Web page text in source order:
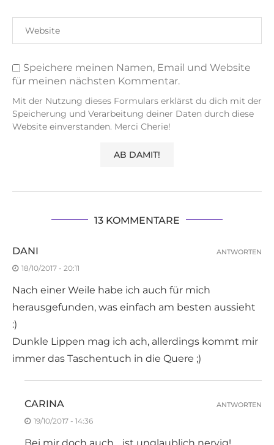
Speichere meinen Namen, Email und Website
für meinen nächsten Kommentar.
Mit der Nutzung dieses Formulars erklärst du dich mit der
Speicherung und Verarbeitung deiner Daten durch diese
Website einverstanden. Merci Cherie!
13 KOMMENTARE
DANI
18/10/2017 - 20:11
Nach einer Weile habe ich auch für mich
herausgefunden, was einfach am besten aussieht
:)
Dunkle Lippen mag ich ach, allerdings kommt mir
immer das Taschentuch in die Quere ;)
ANTWORTEN
CARINA
19/10/2017 - 14:36
ANTWORTEN